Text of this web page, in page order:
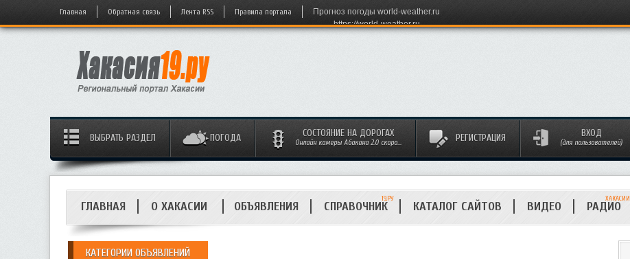
Главная Обратная связь Лента RSS Правила портала
Прогноз погоды world-weather.ru
https://world-weather.ru
ВЫБРАТЬ РАЗДЕЛ ПОГОДА СОСТОЯНИЕ НА ДОРОГАХ
Онлайн камеры Абакана 2.0 скоро... РЕГИСТРАЦИЯ ВХОД
(для пользователей)
ГЛАВНАЯ О ХАКАСИИ ОБЪЯВЛЕНИЯ СПРАВОЧНИК
19.РУ
КАТАЛОГ САЙТОВ ВИДЕО РАДИО
ХАКАСИИ
КАТЕГОРИИ ОБЪЯВЛЕНИЙ